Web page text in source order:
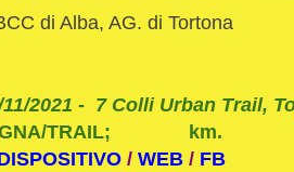
di Alba, AG. di Tortona
2021 - 7 Colli Urban Trail,
TRAIL;
/ WEB / FB